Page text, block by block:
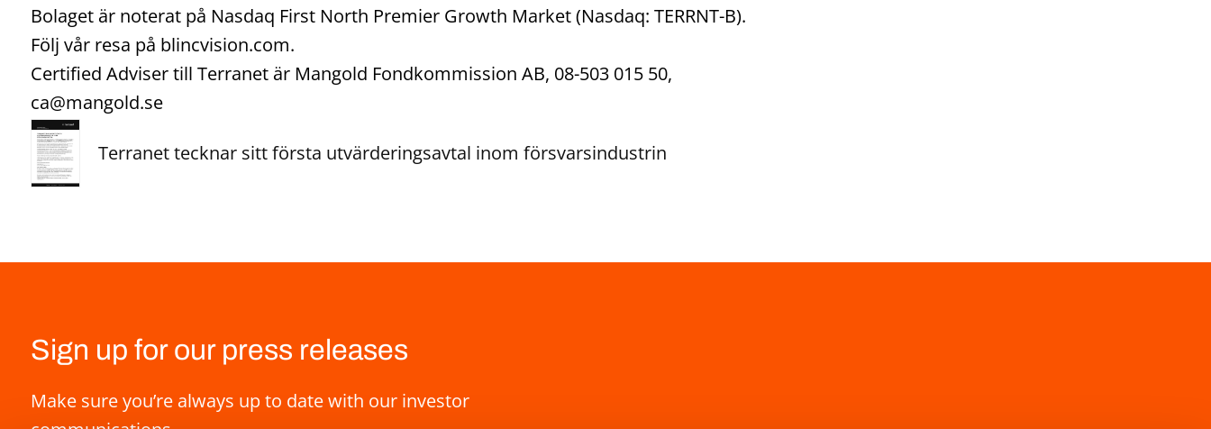
Bolaget är noterat på Nasdaq First North Premier Growth Market (Nasdaq: TERRNT-B).
Följ vår resa på blincvision.com.
Certified Adviser till Terranet är Mangold Fondkommission AB, 08-503 015 50,
ca@mangold.se
Terranet tecknar sitt första utvärderingsavtal inom försvarsindustrin
Sign up for our press releases
Make sure you’re always up to date with our investor